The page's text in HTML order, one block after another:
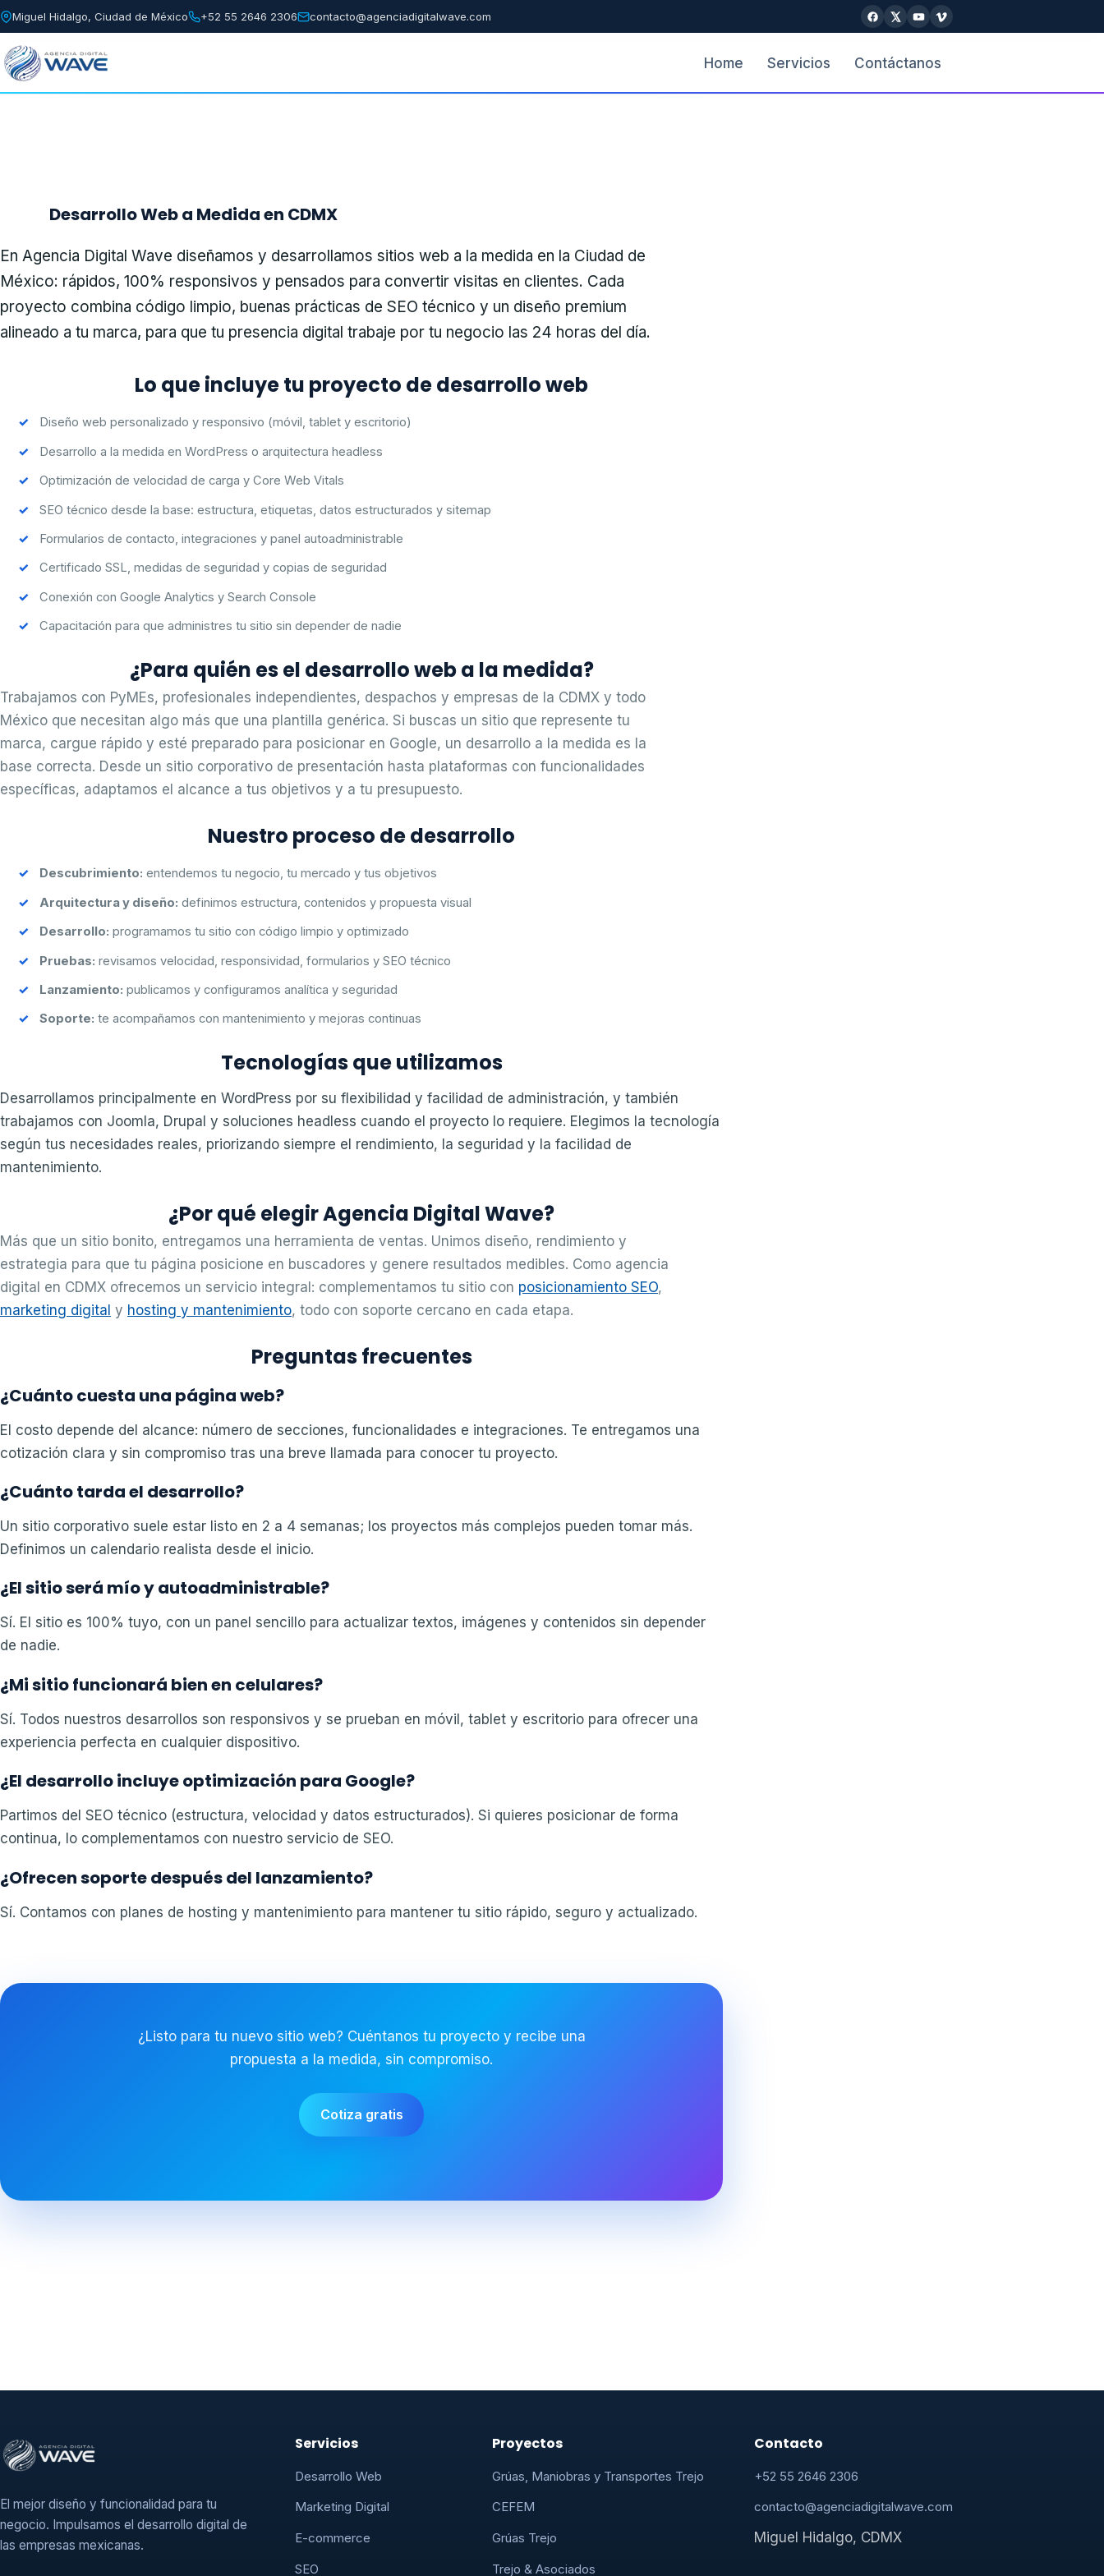
Miguel Hidalgo, Ciudad de México +52 55 2646 2306 contacto@agenciadigitalwave.com
Home Servicios Contáctanos
Desarrollo Web a Medida en CDMX
En Agencia Digital Wave diseñamos y desarrollamos sitios web a la medida en la Ciudad de
México: rápidos, 100% responsivos y pensados para convertir visitas en clientes. Cada
proyecto combina código limpio, buenas prácticas de SEO técnico y un diseño premium
alineado a tu marca, para que tu presencia digital trabaje por tu negocio las 24 horas del día.
Lo que incluye tu proyecto de desarrollo web
Diseño web personalizado y responsivo (móvil, tablet y escritorio)
Desarrollo a la medida en WordPress o arquitectura headless
Optimización de velocidad de carga y Core Web Vitals
SEO técnico desde la base: estructura, etiquetas, datos estructurados y sitemap
Formularios de contacto, integraciones y panel autoadministrable
Certificado SSL, medidas de seguridad y copias de seguridad
Conexión con Google Analytics y Search Console
Capacitación para que administres tu sitio sin depender de nadie
¿Para quién es el desarrollo web a la medida?
Trabajamos con PyMEs, profesionales independientes, despachos y empresas de la CDMX y todo
México que necesitan algo más que una plantilla genérica. Si buscas un sitio que represente tu
marca, cargue rápido y esté preparado para posicionar en Google, un desarrollo a la medida es la
base correcta. Desde un sitio corporativo de presentación hasta plataformas con funcionalidades
específicas, adaptamos el alcance a tus objetivos y a tu presupuesto.
Nuestro proceso de desarrollo
Descubrimiento: entendemos tu negocio, tu mercado y tus objetivos
Arquitectura y diseño: definimos estructura, contenidos y propuesta visual
Desarrollo: programamos tu sitio con código limpio y optimizado
Pruebas: revisamos velocidad, responsividad, formularios y SEO técnico
Lanzamiento: publicamos y configuramos analítica y seguridad
Soporte: te acompañamos con mantenimiento y mejoras continuas
Tecnologías que utilizamos
Desarrollamos principalmente en WordPress por su flexibilidad y facilidad de administración, y también
trabajamos con Joomla, Drupal y soluciones headless cuando el proyecto lo requiere. Elegimos la tecnología
según tus necesidades reales, priorizando siempre el rendimiento, la seguridad y la facilidad de
mantenimiento.
¿Por qué elegir Agencia Digital Wave?
Más que un sitio bonito, entregamos una herramienta de ventas. Unimos diseño, rendimiento y
estrategia para que tu página posicione en buscadores y genere resultados medibles. Como agencia
digital en CDMX ofrecemos un servicio integral: complementamos tu sitio con posicionamiento SEO,
marketing digital y hosting y mantenimiento, todo con soporte cercano en cada etapa.
Preguntas frecuentes
¿Cuánto cuesta una página web?
El costo depende del alcance: número de secciones, funcionalidades e integraciones. Te entregamos una
cotización clara y sin compromiso tras una breve llamada para conocer tu proyecto.
¿Cuánto tarda el desarrollo?
Un sitio corporativo suele estar listo en 2 a 4 semanas; los proyectos más complejos pueden tomar más.
Definimos un calendario realista desde el inicio.
¿El sitio será mío y autoadministrable?
Sí. El sitio es 100% tuyo, con un panel sencillo para actualizar textos, imágenes y contenidos sin depender
de nadie.
¿Mi sitio funcionará bien en celulares?
Sí. Todos nuestros desarrollos son responsivos y se prueban en móvil, tablet y escritorio para ofrecer una
experiencia perfecta en cualquier dispositivo.
¿El desarrollo incluye optimización para Google?
Partimos del SEO técnico (estructura, velocidad y datos estructurados). Si quieres posicionar de forma
continua, lo complementamos con nuestro servicio de SEO.
¿Ofrecen soporte después del lanzamiento?
Sí. Contamos con planes de hosting y mantenimiento para mantener tu sitio rápido, seguro y actualizado.
¿Listo para tu nuevo sitio web? Cuéntanos tu proyecto y recibe una
propuesta a la medida, sin compromiso.
Cotiza gratis
El mejor diseño y funcionalidad para tu
negocio. Impulsamos el desarrollo digital de
las empresas mexicanas.
Servicios
Desarrollo Web
Marketing Digital
E-commerce
SEO
Proyectos
Grúas, Maniobras y Transportes Trejo
CEFEM
Grúas Trejo
Trejo & Asociados
Contacto
+52 55 2646 2306
contacto@agenciadigitalwave.com
Miguel Hidalgo, CDMX